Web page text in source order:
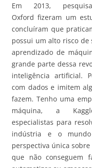
Em 2013,
Oxford fizeram um
concluíram que
possui um alto risco
aprendizado de
grande parte dessa
inteligência artificial.
com dados e imitem
fazem. Tenho uma
máquina, a
especialistas para
indústria e o
perspectiva única
que não conseguem